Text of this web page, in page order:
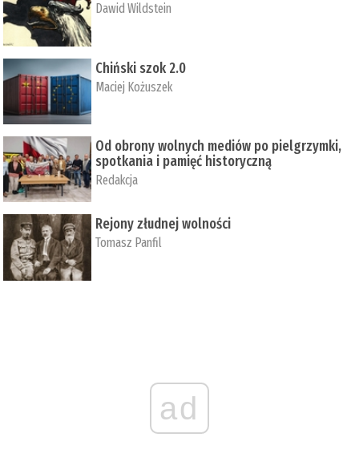
Dawid Wildstein
Chiński szok 2.0
Maciej Kożuszek
Od obrony wolnych mediów po pielgrzymki,
spotkania i pamięć historyczną
Redakcja
Rejony złudnej wolności
Tomasz Panfil
ad